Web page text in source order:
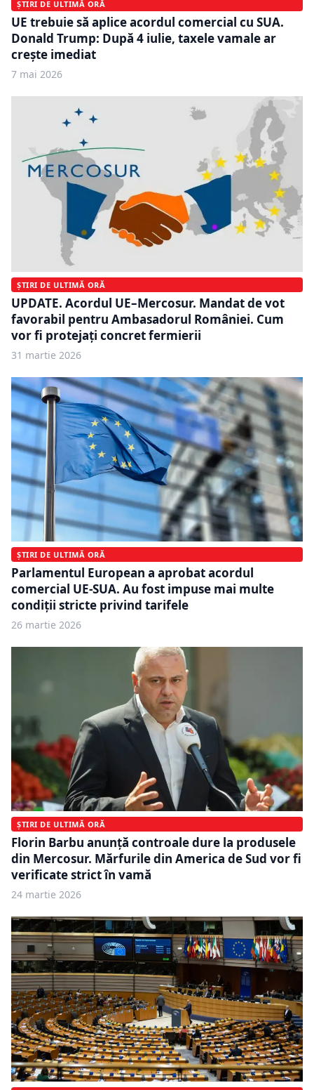
ȘTIRI DE ULTIMĂ ORĂ
UE trebuie să aplice acordul comercial cu SUA.
Donald Trump: După 4 iulie, taxele vamale ar
creşte imediat
7 mai 2026
ȘTIRI DE ULTIMĂ ORĂ
UPDATE. Acordul UE–Mercosur. Mandat de vot
favorabil pentru Ambasadorul României. Cum
vor fi protejați concret fermierii
31 martie 2026
ȘTIRI DE ULTIMĂ ORĂ
Parlamentul European a aprobat acordul
comercial UE-SUA. Au fost impuse mai multe
condiții stricte privind tarifele
26 martie 2026
ȘTIRI DE ULTIMĂ ORĂ
Florin Barbu anunță controale dure la produsele
din Mercosur. Mărfurile din America de Sud vor fi
verificate strict în vamă
24 martie 2026